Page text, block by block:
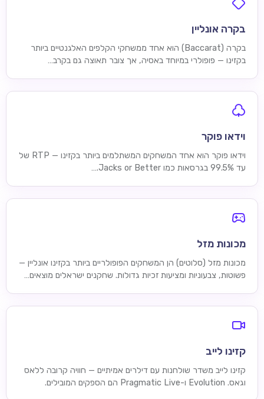
בקרה אונליין
בקרה (Baccarat) הוא אחד ממשחקי הקלפים האלגנטיים ביותר
בקזינו — פופולרי במיוחד באסיה, אך צובר תאוצה גם בקרב…
וידאו פוקר
וידאו פוקר הוא אחד המשחקים המשתלמים ביותר בקזינו — RTP של
עד 99.5% בגרסאות כמו Jacks or Better.…
מכונות מזל
מכונות מזל (סלוטים) הן המשחקים הפופולריים ביותר בקזינו אונליין —
פשוטות, צבעוניות ומציעות זכיות גדולות. שחקנים ישראלים מוצאים…
קזינו לייב
קזינו לייב משדר שולחנות עם דילרים אמיתיים — חוויה קרובה ללאס
וגאס. Evolution ו-Pragmatic Live הם הספקים המובילים.